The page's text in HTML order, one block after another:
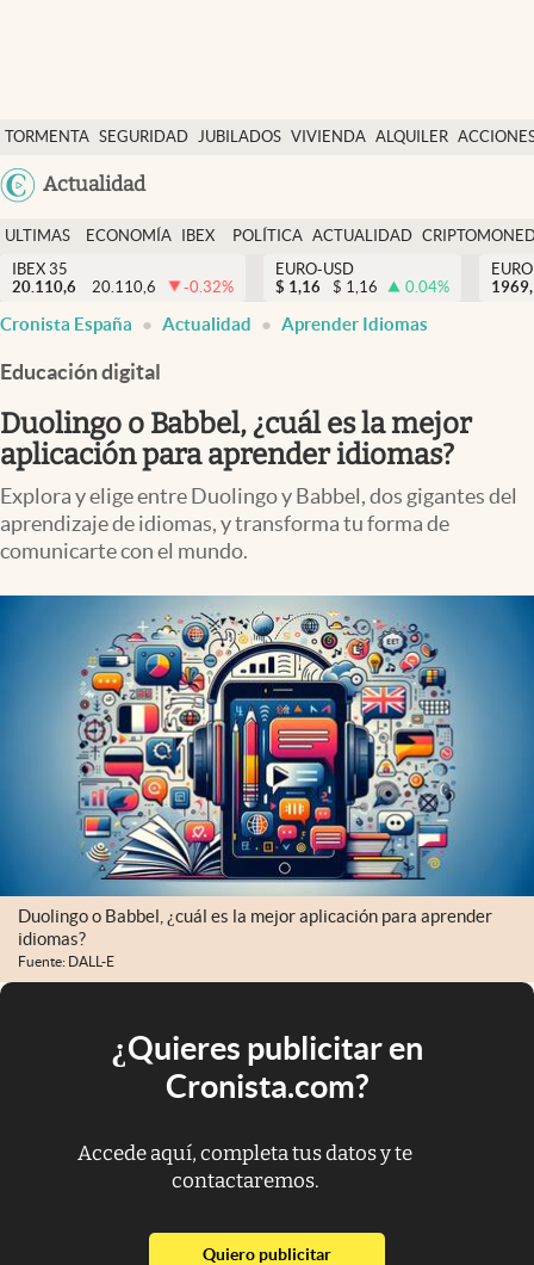
TORMENTA SEGURIDAD JUBILADOS VIVIENDA ALQUILER
Actualidad
Economía y finanzas
Política
Actualidad
Criptomonedas
España
ULTIMAS
NOTICIAS
ECONOMÍA
FINANZAS
IBEX
EURO
POLÍTICA ACTUALIDAD
IBEX 35
20.110,6
20.110,6 -0.32%
EURO-USD
$ 1,16 $ 1,16 0.04%
Cronista España Actualidad Aprender Idiomas
Educación digital
Duolingo o Babbel, ¿cuál es la mejor
aplicación para aprender idiomas?
Explora y elige entre Duolingo y Babbel, dos gigantes del
aprendizaje de idiomas, y transforma tu forma de
comunicarte con el mundo.
Duolingo o Babbel, ¿cuál es la mejor aplicación para aprender
idiomas?
Fuente: DALL-E
¿Quieres publicitar en
Cronista.com?
Accede aquí, completa tus datos y te
contactaremos.
Quiero publicitarabre en nueva pestaña